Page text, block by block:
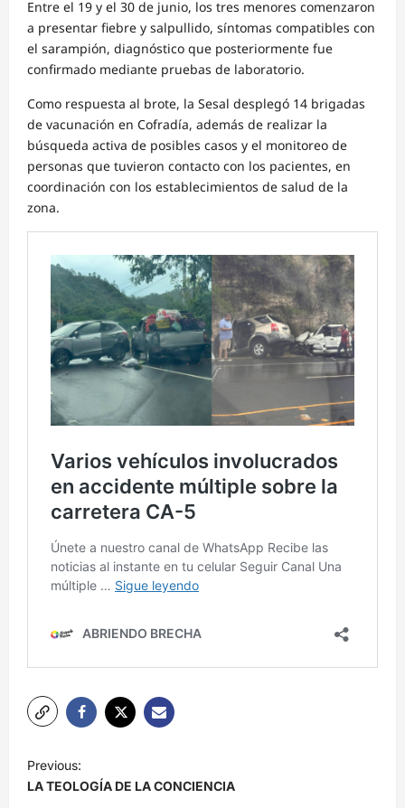
Entre el 19 y el 30 de junio, los tres menores comenzaron
a presentar fiebre y salpullido, síntomas compatibles con
el sarampión, diagnóstico que posteriormente fue
confirmado mediante pruebas de laboratorio.
Como respuesta al brote, la Sesal desplegó 14 brigadas
de vacunación en Cofradía, además de realizar la
búsqueda activa de posibles casos y el monitoreo de
personas que tuvieron contacto con los pacientes, en
coordinación con los establecimientos de salud de la
zona.
N
a
Previous:
LA TEOLOGÍA DE LA CONCIENCIA